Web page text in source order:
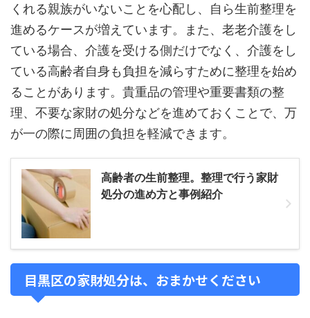
くれる親族がいないことを心配し、自ら生前整理を
進めるケースが増えています。また、老老介護をし
ている場合、介護を受ける側だけでなく、介護をし
ている高齢者自身も負担を減らすために整理を始め
ることがあります。貴重品の管理や重要書類の整
理、不要な家財の処分などを進めておくことで、万
が一の際に周囲の負担を軽減できます。
高齢者の生前整理。整理で行う家財
処分の進め方と事例紹介
目黒区の家財処分は、おまかせください